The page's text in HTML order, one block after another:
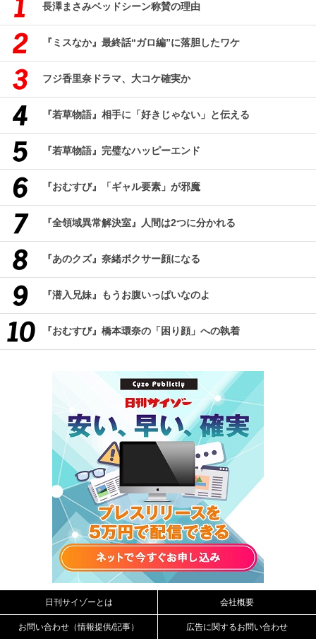
長澤まさみベッドシーン称賛の理由
『ミスなか』最終話“ガロ編”に落胆したワケ
フジ香里奈ドラマ、大コケ確実か
『若草物語』相手に「好きじゃない」と伝える
『若草物語』完璧なハッピーエンド
『おむすび』「ギャル要素」が邪魔
『全領域異常解決室』人間は2つに分かれる
『あのクズ』奈緒ボクサー顔になる
『潜入兄妹』もうお腹いっぱいなのよ
『おむすび』橋本環奈の「困り顔」への執着
日刊サイゾーとは 会社概要
お問い合わせ（情報提供/記事） 広告に関するお問い合わせ